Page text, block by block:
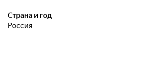
продемонстрировать зрителям красоту,
пользу этого занятия. А кто способен
Страна и год
Россия